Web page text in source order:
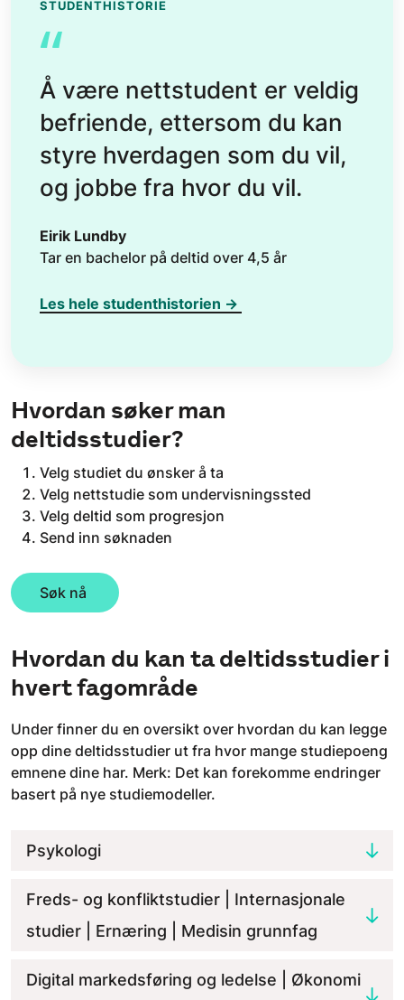
STUDENTHISTORIE
“
Å være nettstudent er veldig
befriende, ettersom du kan
styre hverdagen som du vil,
og jobbe fra hvor du vil.
Eirik Lundby
Tar en bachelor på deltid over 4,5 år
Les hele studenthistorien →
Hvordan søker man
deltidsstudier?
Velg studiet du ønsker å ta
Velg nettstudie som undervisningssted
Velg deltid som progresjon
Send inn søknaden
Søk nå
Hvordan du kan ta deltidsstudier i
hvert fagområde
Under finner du en oversikt over hvordan du kan legge
opp dine deltidsstudier ut fra hvor mange studiepoeng
emnene dine har. Merk: Det kan forekomme endringer
basert på nye studiemodeller.
Psykologi
Freds- og konfliktstudier | Internasjonale
studier | Ernæring | Medisin grunnfag
Digital markedsføring og ledelse | Økonomi